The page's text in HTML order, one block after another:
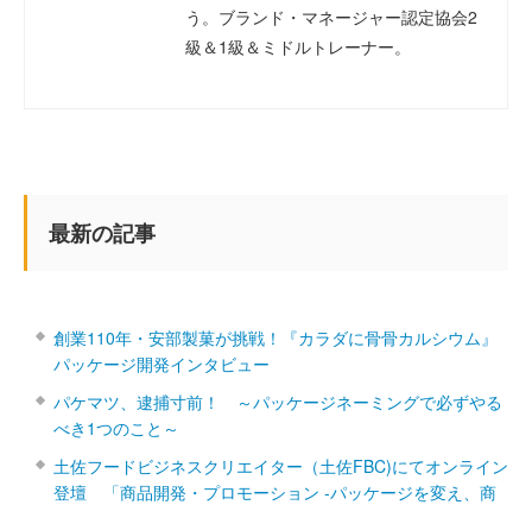
う。ブランド・マネージャー認定協会2
級＆1級＆ミドルトレーナー。
最新の記事
創業110年・安部製菓が挑戦！『カラダに骨骨カルシウム』
パッケージ開発インタビュー
パケマツ、逮捕寸前！ ～パッケージネーミングで必ずやる
べき1つのこと～
土佐フードビジネスクリエイター（土佐FBC)にてオンライン
登壇 「商品開発・プロモーション ‐パッケージを変え、商